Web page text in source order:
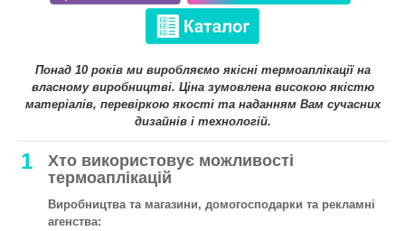
Понад 10 років ми виробляємо якісні термоаплікації на
власному виробництві. Ціна зумовлена високою якістю
матеріалів, перевіркою якості та наданням Вам сучасних
дизайнів і технологій.
1
Хто використовує можливості
термоаплікацій
Виробництва та магазини, домогосподарки та рекламні
агенства: